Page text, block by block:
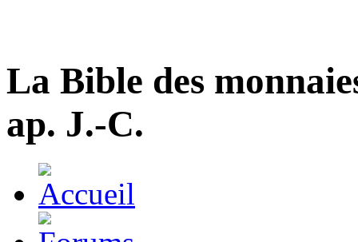
La Bible des
ap. J.-C.